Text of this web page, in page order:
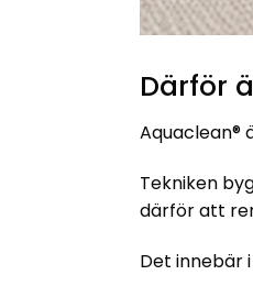
Därför
Aquaclean®
Tekniken
därför att
Det innebär